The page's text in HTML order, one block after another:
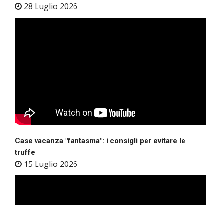
28 Luglio 2026
Case vacanza "fantasma": i consigli per evitare le
truffe
15 Luglio 2026